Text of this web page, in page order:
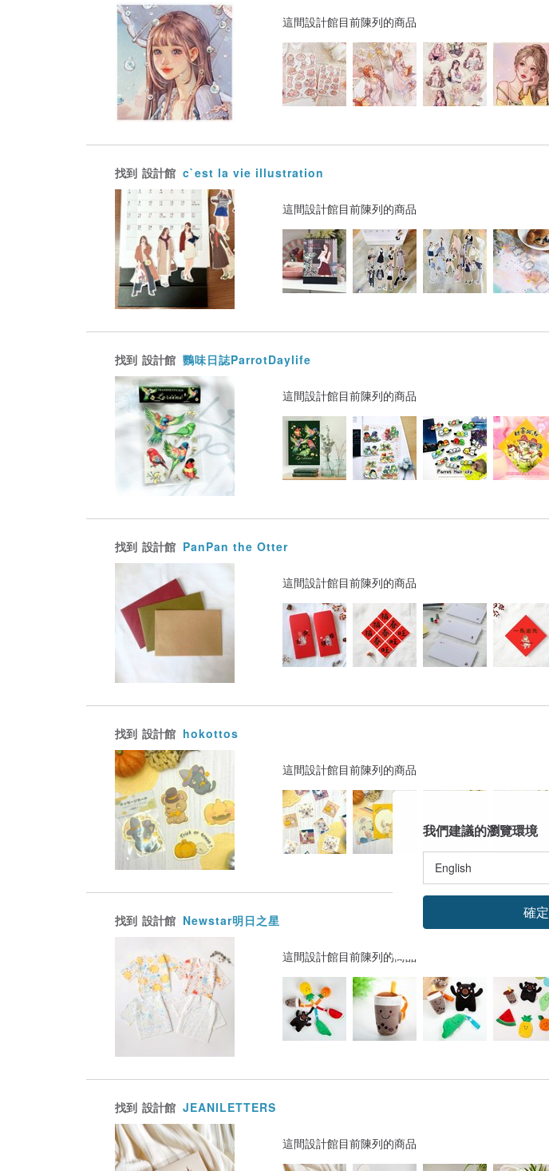
這間設計館目前陳列的商品
找到 設計館 c`est la vie illustration
這間設計館目前陳列的商品
找到 設計館 鸚味日誌ParrotDaylife
這間設計館目前陳列的商品
找到 設計館 PanPan the Otter
這間設計館目前陳列的商品
找到 設計館 hokottos
這間設計館目前陳列的商品
找到 設計館 Newstar明日之星
這間設計館目前陳列的商品
找到 設計館 JEANILETTERS
這間設計館目前陳列的商品
我們建議的瀏覽環境
確定